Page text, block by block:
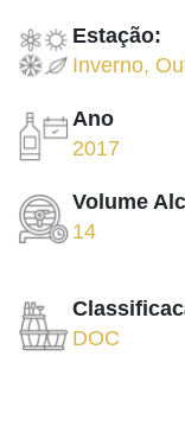
Estação:
Inverno,
Ano
2017
Volume
14
DOC